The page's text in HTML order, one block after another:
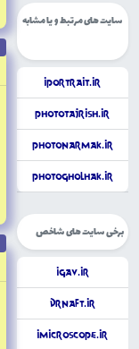
سایت های مرتبط و یا مشابه
iPortrait.ir
PhotoTajrish.ir
PhotoNarmak.ir
PhotoGholhak.ir
برخی سایت های شاخص
iGav.ir
DrNaft.ir
iMicroscope.ir